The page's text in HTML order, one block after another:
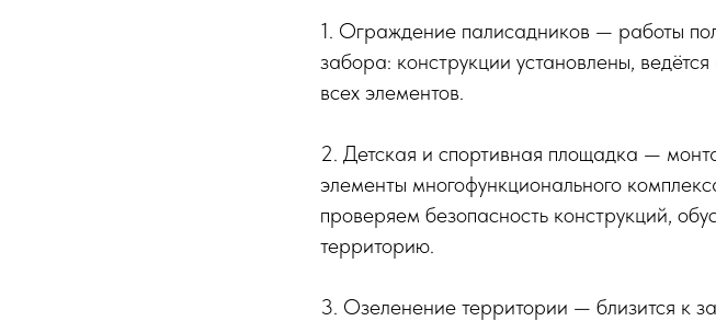
1. Ограждение палисадников — работы
забора: конструкции установлены,
всех элементов.
2. Детская и спортивная площадка —
элементы многофункционального
проверяем безопасность конструкций,
территорию.
3. Озеленение территории — близится к